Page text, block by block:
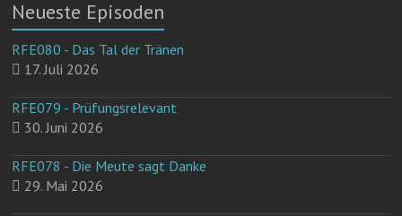
Neueste Episoden
RFE080 - Das Tal der Tränen
17. Juli 2026
RFE079 - Prüfungsrelevant
30. Juni 2026
RFE078 - Die Meute sagt Danke
29. Mai 2026